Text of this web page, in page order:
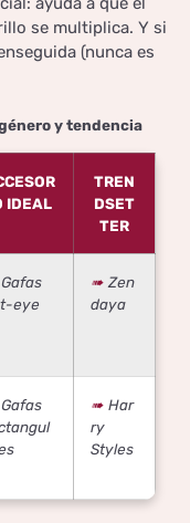
se multiplica. Y si
(nunca es
y tendencia
IDEAL
TREN
DSET
TER
Gafas
eye
Zen
daya
Gafas
Har
ry
Styles